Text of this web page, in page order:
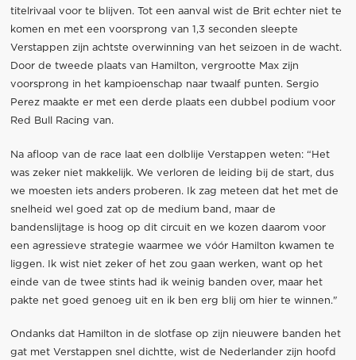
titelrivaal voor te blijven. Tot een aanval wist de Brit echter niet te
komen en met een voorsprong van 1,3 seconden sleepte
Verstappen zijn achtste overwinning van het seizoen in de wacht.
Door de tweede plaats van Hamilton, vergrootte Max zijn
voorsprong in het kampioenschap naar twaalf punten. Sergio
Perez maakte er met een derde plaats een dubbel podium voor
Red Bull Racing van.
Na afloop van de race laat een dolblije Verstappen weten: “Het
was zeker niet makkelijk. We verloren de leiding bij de start, dus
we moesten iets anders proberen. Ik zag meteen dat het met de
snelheid wel goed zat op de medium band, maar de
bandenslijtage is hoog op dit circuit en we kozen daarom voor
een agressieve strategie waarmee we vóór Hamilton kwamen te
liggen. Ik wist niet zeker of het zou gaan werken, want op het
einde van de twee stints had ik weinig banden over, maar het
pakte net goed genoeg uit en ik ben erg blij om hier te winnen."
Ondanks dat Hamilton in de slotfase op zijn nieuwere banden het
gat met Verstappen snel dichtte, wist de Nederlander zijn hoofd